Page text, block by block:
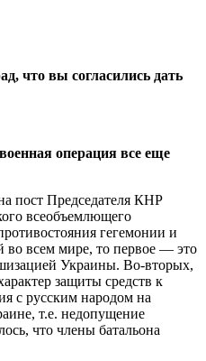
что вы согласились дать
операция все еще
пост Председателя КНР
всеобъемлющего
гегемонии и
всем мире, то первое — это
Украины. Во-вторых,
защиты средств к
с русским народом на
т.е. недопущение
что члены батальона